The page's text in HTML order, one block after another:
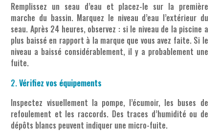
Remplissez un seau d’eau et placez-le sur la première
marche du bassin. Marquez le niveau d’eau l’extérieur du
seau. Après 24 heures, observez : si le niveau de la piscine a
plus baissé en rapport à la marque que vous avez faite. Si le
niveau a baissé considérablement, il y a probablement une
fuite.
Vérifiez vos équipements
Inspectez visuellement la pompe, l’écumoir, les buses de
refoulement et les raccords. Des traces d’humidité ou de
dépôts blancs peuvent indiquer une micro-fuite.